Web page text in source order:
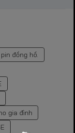
đồng hồ.
gia đình